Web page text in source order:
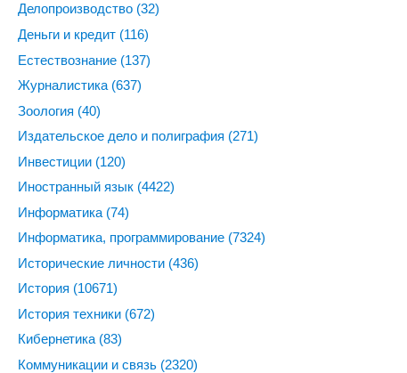
Делопроизводство (32)
Деньги и кредит (116)
Естествознание (137)
Журналистика (637)
Зоология (40)
Издательское дело и полиграфия (271)
Инвестиции (120)
Иностранный язык (4422)
Информатика (74)
Информатика, программирование (7324)
Исторические личности (436)
История (10671)
История техники (672)
Кибернетика (83)
Коммуникации и связь (2320)